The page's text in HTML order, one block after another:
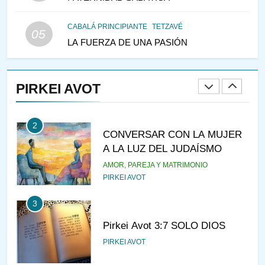
05
CABALÁ PRINCIPIANTE TETZAVÉ
LA FUERZA DE UNA PASIÓN
PIRKEI AVOT
1
RAZI ¿QUIÉN ES SABIO?
2
CONVERSAR CON LA MUJER
A LA LUZ DEL JUDAÍSMO
AMOR, PAREJA Y MATRIMONIO
PIRKEI AVOT
3
Pirkei Avot 3:7 SOLO DIOS
PIRKEI AVOT